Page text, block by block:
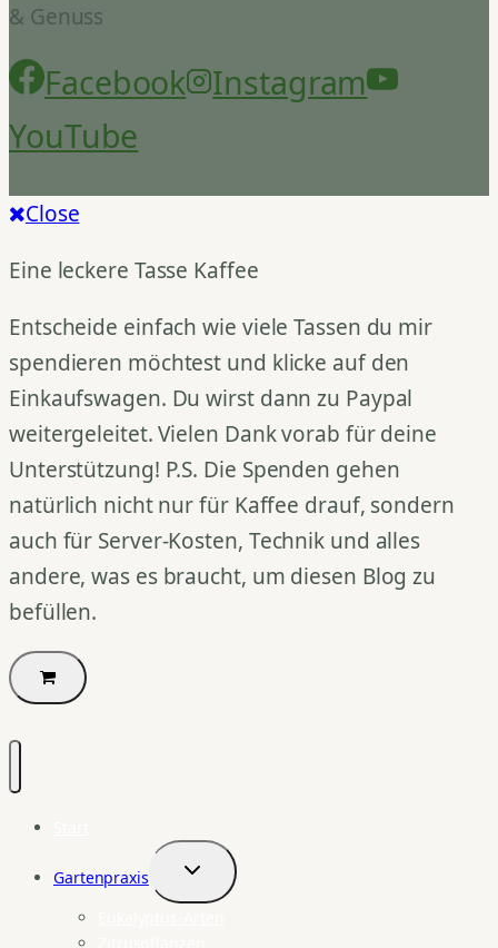
& Genuss
Facebook
Instagram
YouTube
Close
Eine leckere Tasse Kaffee
Entscheide einfach wie viele Tassen du mir
spendieren möchtest und klicke auf den
Einkaufswagen. Du wirst dann zu Paypal
weitergeleitet. Vielen Dank vorab für deine
Unterstützung! P.S. Die Spenden gehen
natürlich nicht nur für Kaffee drauf, sondern
auch für Server-Kosten, Technik und alles
andere, was es braucht, um diesen Blog zu
befüllen.
Gartenpraxis
Untermenü
umschalten